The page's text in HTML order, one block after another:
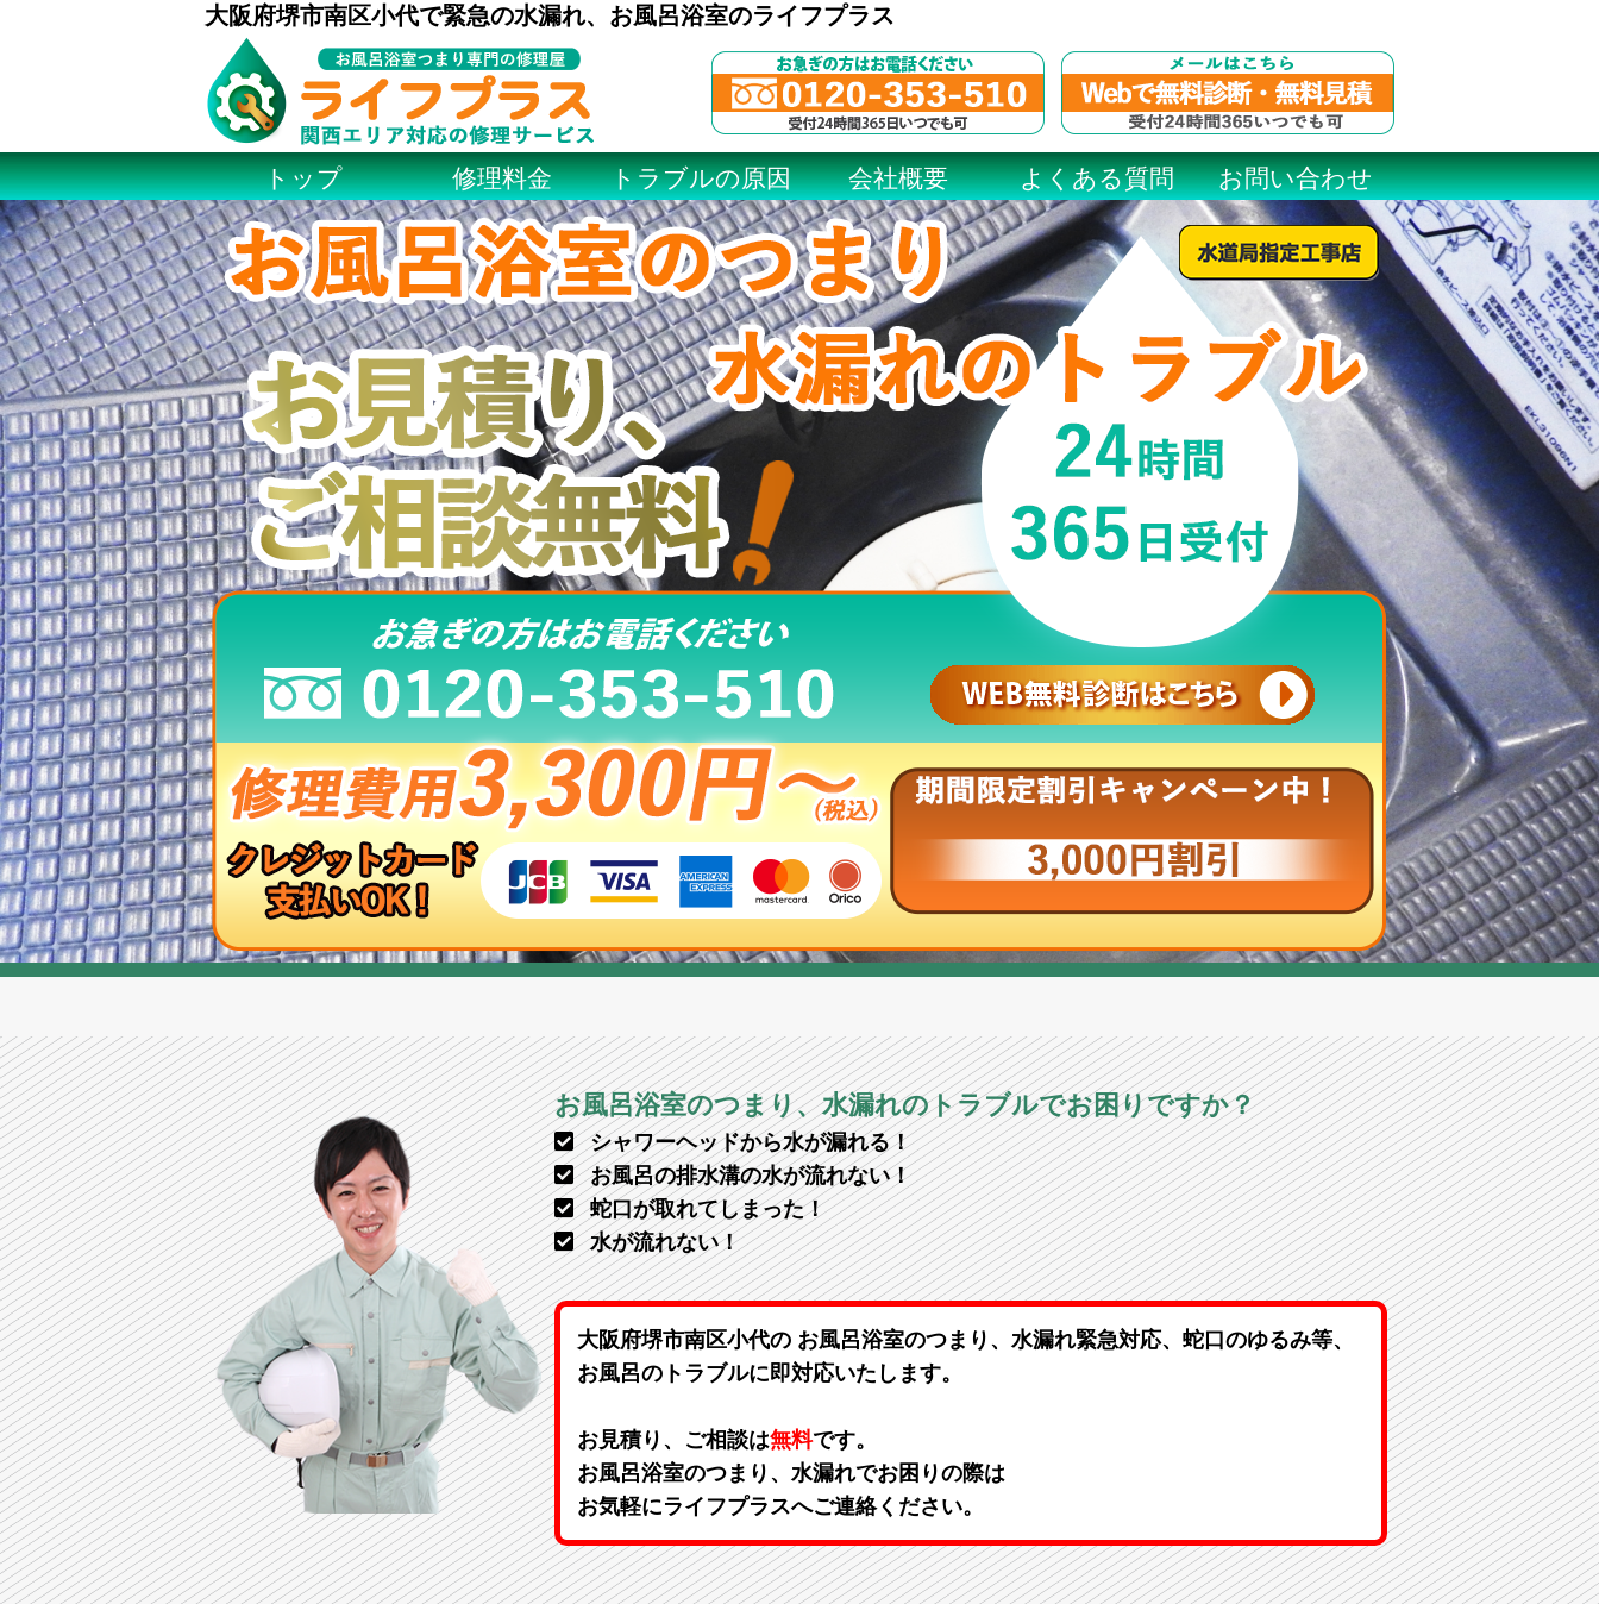
大阪府堺市南区小代で緊急の水漏れ、お風呂浴室のライフプラス
トップ 修理料金 トラブルの原因 会社概要 よくある質問 お問い合わせ
お風呂浴室のつまり、水漏れのトラブルでお困りですか？
シャワーヘッドから水が漏れる！
お風呂の排水溝の水が流れない！
蛇口が取れてしまった！
水が流れない！
大阪府堺市南区小代の お風呂浴室のつまり、水漏れ緊急対応、蛇口のゆるみ等、
お風呂のトラブルに即対応いたします。
お見積り、ご相談は無料です。
お風呂浴室のつまり、水漏れでお困りの際は
お気軽にライフプラスへご連絡ください。